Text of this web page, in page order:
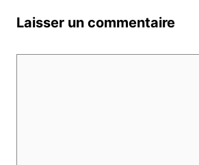
Laisser un commentaire